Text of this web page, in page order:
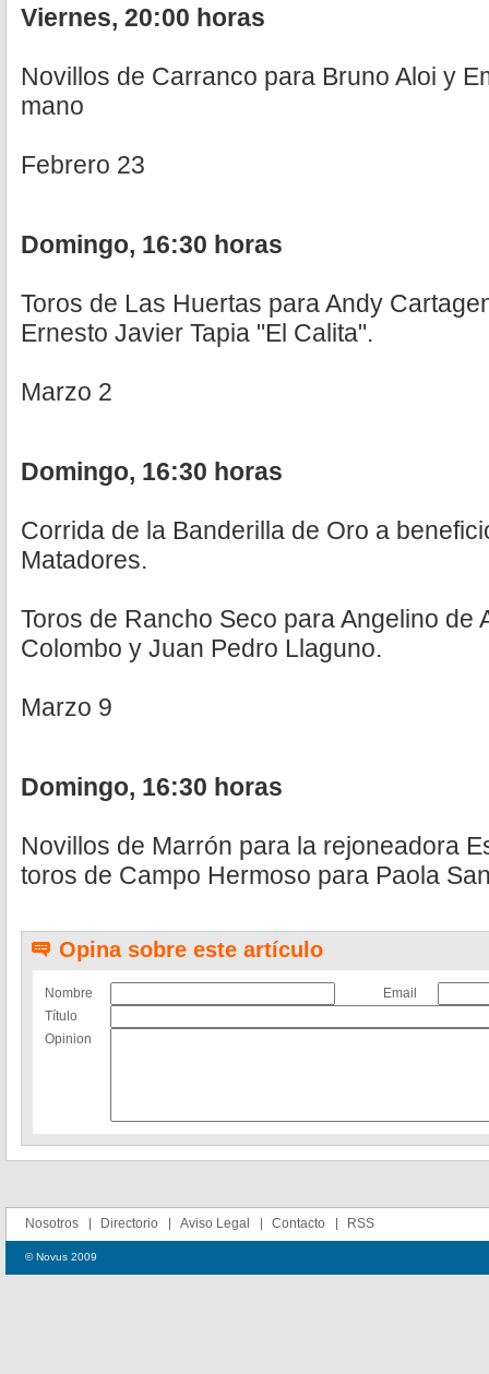
Viernes, 20:00 horas
Novillos de Carranco para Bruno Aloi y
mano
Febrero 23
Domingo, 16:30 horas
Toros de Las Huertas para Andy
Ernesto Javier Tapia "El Calita".
Marzo 2
Domingo, 16:30 horas
Corrida de la Banderilla de Oro a
Matadores.
Toros de Rancho Seco para Angelino de
Colombo y Juan Pedro Llaguno.
Marzo 9
Domingo, 16:30 horas
Novillos de Marrón para la rejoneadora
toros de Campo Hermoso para Paola
Opina sobre este artículo
Nombre
Email
Título
Opinion
Nosotros Directorio Aviso Legal Contacto RSS
© Novus 2009